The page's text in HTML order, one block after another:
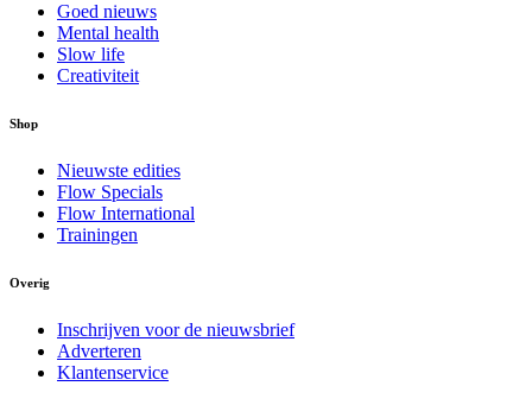
Goed nieuws
Mental health
Slow life
Creativiteit
Shop
Nieuwste edities
Flow Specials
Flow International
Trainingen
Overig
Inschrijven voor de nieuwsbrief
Adverteren
Klantenservice